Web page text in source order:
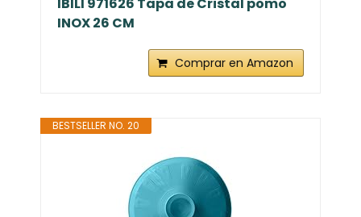
IBILI 971626 Tapa de Cristal pomo
INOX 26 CM
Comprar en Amazon
BESTSELLER NO. 20